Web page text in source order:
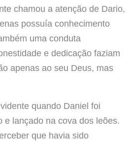
chamou a atenção de Dario,
possuía conhecimento
uma conduta
e dedicação faziam
apenas ao seu Deus, mas
quando Daniel foi
e lançado na cova dos leões.
que havia sido